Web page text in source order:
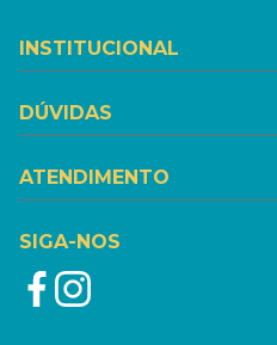
INSTITUCIONAL
DÚVIDAS
ATENDIMENTO
SIGA-NOS